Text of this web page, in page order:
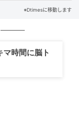
料も上昇傾向が
ているため、オ
しです。
※Dtimesに移動します
マ時間に脳ト